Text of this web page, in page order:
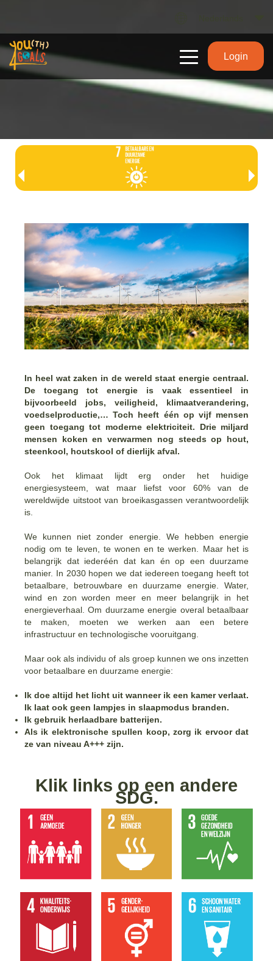
Login
In heel wat zaken in de wereld staat energie centraal.
De toegang tot energie is vaak essentieel in
bijvoorbeeld jobs, veiligheid, klimaatverandering,
voedselproductie,… Toch heeft één op vijf mensen
geen toegang tot moderne elektriciteit. Drie miljard
mensen koken en verwarmen nog steeds op hout,
steenkool, houtskool of dierlijk afval.
Ook het klimaat lijdt erg onder het huidige
energiesysteem, wat maar liefst voor 60% van de
wereldwijde uitstoot van broeikasgassen verantwoordelijk
is.
We kunnen niet zonder energie. We hebben energie
nodig om te leven, te wonen en te werken. Maar het is
belangrijk dat iederéén dat kan én op een duurzame
manier. In 2030 hopen we dat iedereen toegang heeft tot
betaalbare, betrouwbare en duurzame energie. Water,
wind en zon worden meer en meer belangrijk in het
energieverhaal. Om duurzame energie overal betaalbaar
te maken, moeten we werken aan een betere
infrastructuur en technologische vooruitgang.
Maar ook als individu of als groep kunnen we ons inzetten
voor betaalbare en duurzame energie:
Ik doe altijd het licht uit wanneer ik een kamer verlaat.
Ik laat ook geen lampjes in slaapmodus branden.
Ik gebruik herlaadbare batterijen.
Als ik elektronische spullen koop, zorg ik ervoor dat
ze van niveau A+++ zijn.
Klik links op een andere
SDG.